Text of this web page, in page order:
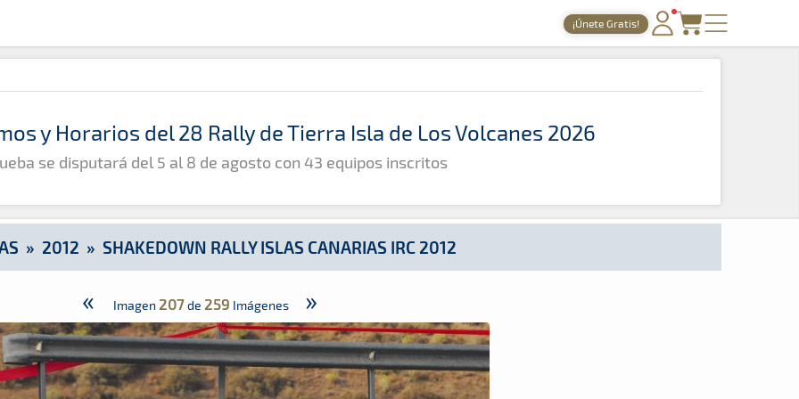
¡Únete Gratis!
PORTADA
TIEMPOS ONLINE
GALERÍAS
ARCHIVO
IRC 2012
y Horarios del 28 Rally de Tierra Isla de Los Volcanes 2026
se disputará del 5 al 8 de agosto con 43 equipos inscritos
» 2012 » SHAKEDOWN RALLY ISLAS CANARIAS IRC 2012
« Imagen 207de 259 Imágenes »